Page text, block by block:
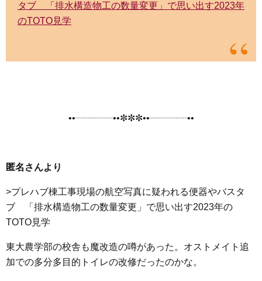
タブ 「排水構造物工の数量変更」で思い出す2023年
のTOTO見学
••┈┈┈┈••✼✼✼••┈┈┈┈••
匿名さんより
>プレハブ棟工事現場の航空写真に疑われる便器やバスタ
ブ 「排水構造物工の数量変更」で思い出す2023年の
TOTO見学
東大農学部の校舎も魔改造の噂があった。オストメイト追
加での多分多目的トイレの改修だったのかな。